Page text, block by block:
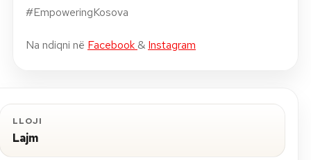
#EmpoweringKosova
Na ndiqni në Facebook & Instagram
LLOJI
Lajm